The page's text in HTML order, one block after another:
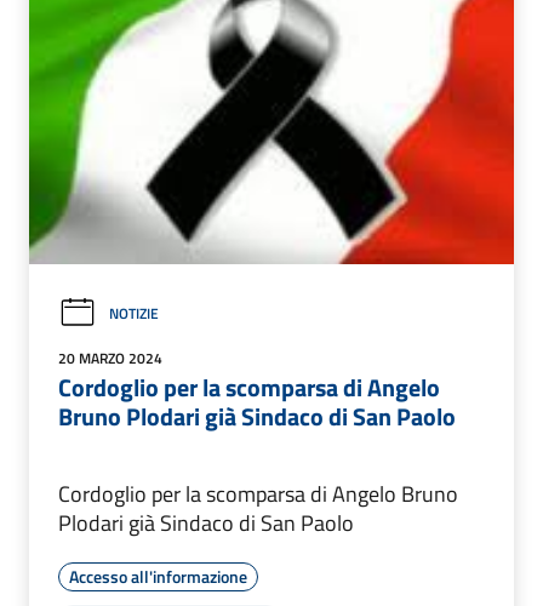
NOTIZIE
20 MARZO 2024
Cordoglio per la scomparsa di Angelo
Bruno Plodari già Sindaco di San Paolo
Cordoglio per la scomparsa di Angelo Bruno
Plodari già Sindaco di San Paolo
Accesso all'informazione